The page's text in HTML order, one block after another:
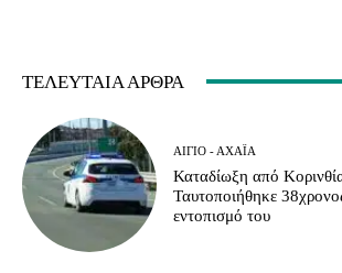
ΤΕΛΕΥΤΑΊΑ ΆΡΘΡΑ
ΑΊΓΙΟ - ΑΧΑΪ́Α
Καταδίωξη από
Ταυτοποιήθηκε
εντοπισμό του